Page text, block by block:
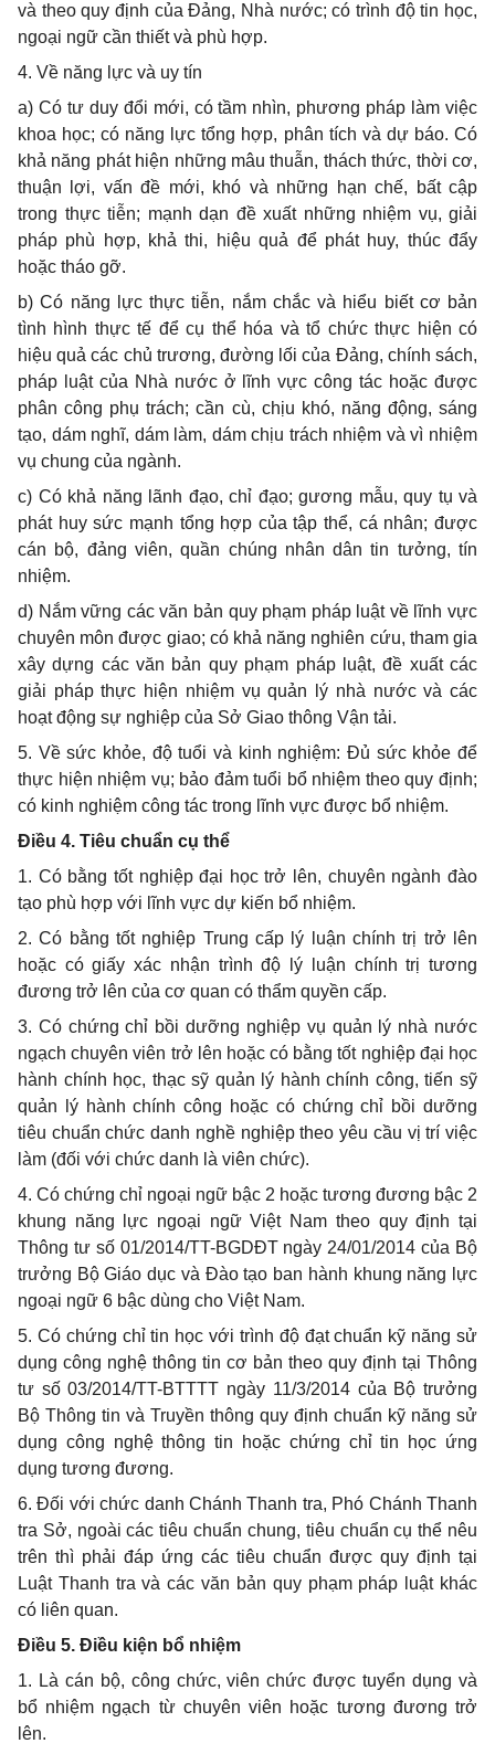
và theo quy định của Đảng, Nhà nước; có trình độ tin học,
ngoại ngữ cần thiết và phù hợp.
4. Về năng lực và uy tín
a) Có tư duy đổi mới, có tầm nhìn, phương pháp làm việc
khoa học; có năng lực tổng hợp, phân tích và dự báo. Có
khả năng phát hiện những mâu thuẫn, thách thức, thời cơ,
thuận lợi, vấn đề mới, khó và những hạn chế, bất cập
trong thực tiễn; mạnh dạn đề xuất những nhiệm vụ, giải
pháp phù hợp, khả thi, hiệu quả để phát huy, thúc đẩy
hoặc tháo gỡ.
b) Có năng lực thực tiễn, nắm chắc và hiểu biết cơ bản
tình hình thực tế để cụ thể hóa và tổ chức thực hiện có
hiệu quả các chủ trương, đường lối của Đảng, chính sách,
pháp luật của Nhà nước ở lĩnh vực công tác hoặc được
phân công phụ trách; cần cù, chịu khó, năng động, sáng
tạo, dám nghĩ, dám làm, dám chịu trách nhiệm và vì nhiệm
vụ chung của ngành.
c) Có khả năng lãnh đạo, chỉ đạo; gương mẫu, quy tụ và
phát huy sức mạnh tổng hợp của tập thể, cá nhân; được
cán bộ, đảng viên, quần chúng nhân dân tin tưởng, tín
nhiệm.
d) Nắm vững các văn bản quy phạm pháp luật về lĩnh vực
chuyên môn được giao; có khả năng nghiên cứu, tham gia
xây dựng các văn bản quy phạm pháp luật, đề xuất các
giải pháp thực hiện nhiệm vụ quản lý nhà nước và các
hoạt động sự nghiệp của Sở Giao thông Vận tải.
5. Về sức khỏe, độ tuổi và kinh nghiệm: Đủ sức khỏe để
thực hiện nhiệm vụ; bảo đảm tuổi bổ nhiệm theo quy định;
có kinh nghiệm công tác trong lĩnh vực được bổ nhiệm.
Điều 4. Tiêu chuẩn cụ thể
1. Có bằng tốt nghiệp đại học trở lên, chuyên ngành đào
tạo phù hợp với lĩnh vực dự kiến bổ nhiệm.
2. Có bằng tốt nghiệp Trung cấp lý luận chính trị trở lên
hoặc có giấy xác nhận trình độ lý luận chính trị tương
đương trở lên của cơ quan có thẩm quyền cấp.
3. Có chứng chỉ bồi dưỡng nghiệp vụ quản lý nhà nước
ngạch chuyên viên trở lên hoặc có bằng tốt nghiệp đại học
hành chính học, thạc sỹ quản lý hành chính công, tiến sỹ
quản lý hành chính công hoặc có chứng chỉ bồi dưỡng
tiêu chuẩn chức danh nghề nghiệp theo yêu cầu vị trí việc
làm (đối với chức danh là viên chức).
4. Có chứng chỉ ngoại ngữ bậc 2 hoặc tương đương bậc 2
khung năng lực ngoại ngữ Việt Nam theo quy định tại
Thông tư số 01/2014/TT-BGDĐT ngày 24/01/2014 của Bộ
trưởng Bộ Giáo dục và Đào tạo ban hành khung năng lực
ngoại ngữ 6 bậc dùng cho Việt Nam.
5. Có chứng chỉ tin học với trình độ đạt chuẩn kỹ năng sử
dụng công nghệ thông tin cơ bản theo quy định tại Thông
tư số 03/2014/TT-BTTTT ngày 11/3/2014 của Bộ trưởng
Bộ Thông tin và Truyền thông quy định chuẩn kỹ năng sử
dụng công nghệ thông tin hoặc chứng chỉ tin học ứng
dụng tương đương.
6. Đối với chức danh Chánh Thanh tra, Phó Chánh Thanh
tra Sở, ngoài các tiêu chuẩn chung, tiêu chuẩn cụ thể nêu
trên thì phải đáp ứng các tiêu chuẩn được quy định tại
Luật Thanh tra và các văn bản quy phạm pháp luật khác
có liên quan.
Điều 5. Điều kiện bổ nhiệm
1. Là cán bộ, công chức, viên chức được tuyển dụng và
bổ nhiệm ngạch từ chuyên viên hoặc tương đương trở
lên.